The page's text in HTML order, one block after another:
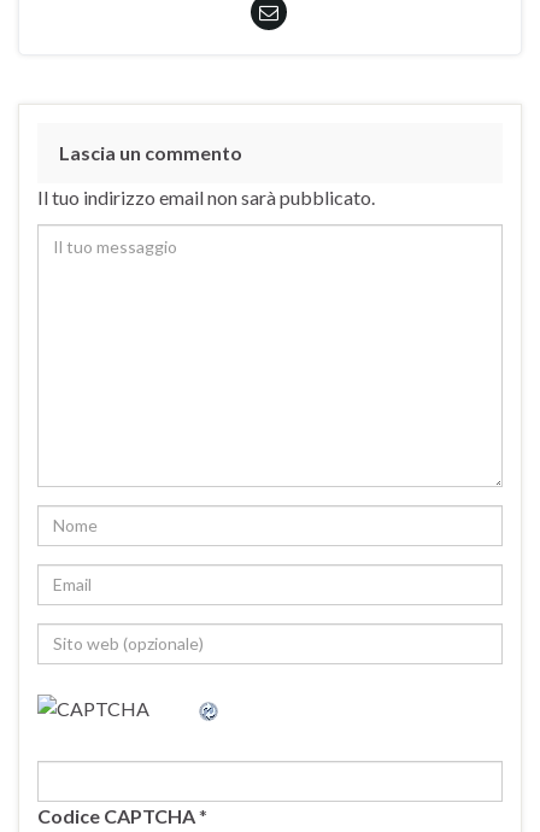
Lascia un commento
Il tuo indirizzo email non sarà pubblicato.
Codice CAPTCHA*